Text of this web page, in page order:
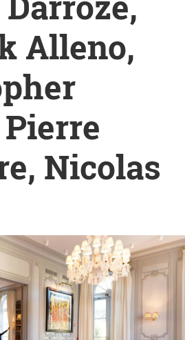
Alleno,
Nicolas